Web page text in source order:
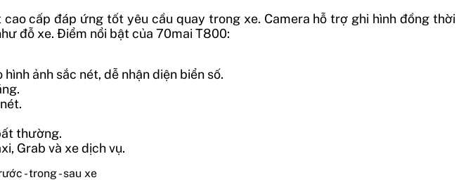
cấp đáp ứng tốt yêu cầu quay trong xe. Camera hỗ trợ ghi hình đồng thời
đỗ xe. Điểm nổi bật của 70mai T800:
ảnh sắc nét, dễ nhận diện biển số.
thường.
Grab và xe dịch vụ.